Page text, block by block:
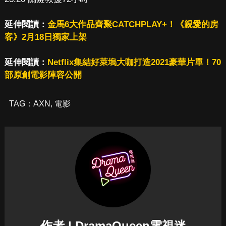
延伸閱讀： 金馬6大作品齊聚CATCHPLAY+！《親愛的房
客》2月18日獨家上架
延伸閱讀： Netflix集結好萊塢大咖打造2021豪華片單！70
部原創電影陣容公開
TAG： AXN , 電影